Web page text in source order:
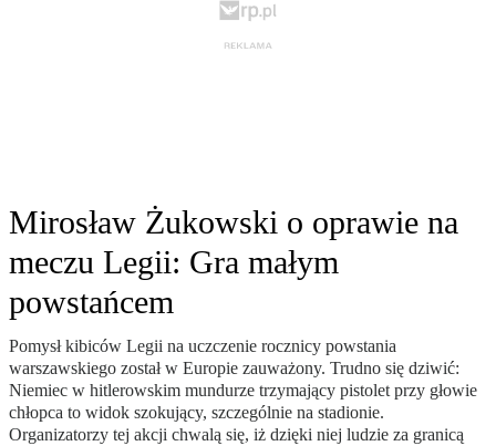
Mirosław Żukowski o oprawie na
meczu Legii: Gra małym
powstańcem
Pomysł kibiców Legii na uczczenie rocznicy powstania
warszawskiego został w Europie zauważony. Trudno się dziwić:
Niemiec w hitlerowskim mundurze trzymający pistolet przy głowie
chłopca to widok szokujący, szczególnie na stadionie.
Organizatorzy tej akcji chwalą się, iż dzięki niej ludzie za granicą